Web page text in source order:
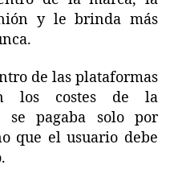
y le brinda más
de las plataformas
los costes de la
pagaba solo por
que el usuario debe